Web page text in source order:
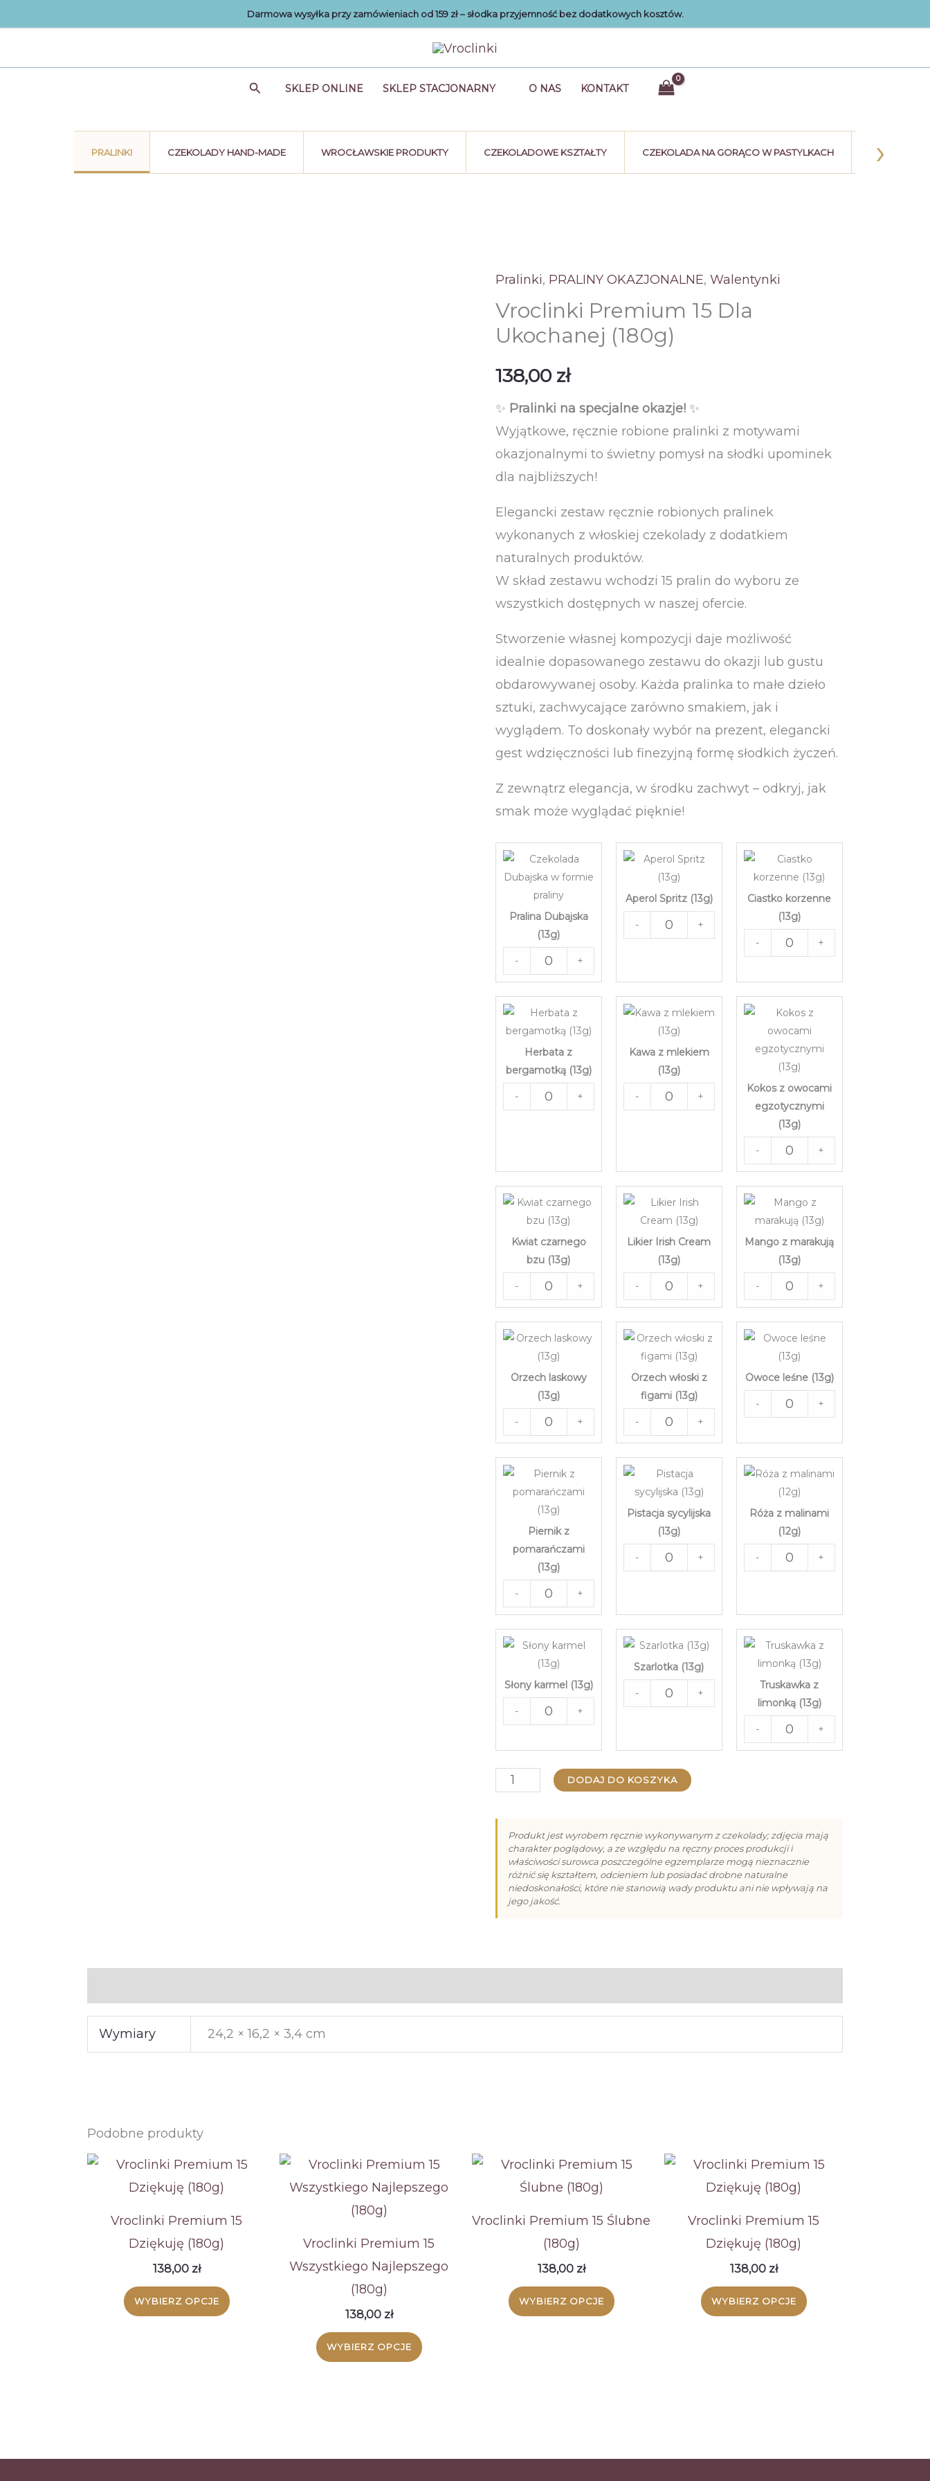
Darmowa wysyłka przy zamówieniach od 159 zł – słodka przyjemność bez dodatkowych kosztów.
SzukajSKLEP ONLINE SKLEP STACJONARNY O NAS KONTAKT
PRALINKI CZEKOLADY HAND-MADE WROCŁAWSKIE PRODUKTY CZEKOLADOWE KSZTAŁTY CZEKOLADA NA GORĄCO W PASTYLKACH KULE
›
Pralinki, PRALINY OKAZJONALNE, Walentynki
Vroclinki Premium 15 Dla
Ukochanej (180g)
138,00 zł
✨ Pralinki na specjalne okazje!✨
Wyjątkowe, ręcznie robione pralinki z motywami
okazjonalnymi to świetny pomysł na słodki upominek
dla najbliższych!
Elegancki zestaw ręcznie robionych pralinek
wykonanych z włoskiej czekolady z dodatkiem
naturalnych produktów.
W skład zestawu wchodzi 15 pralin do wyboru ze
wszystkich dostępnych w naszej ofercie.
Stworzenie własnej kompozycji daje możliwość
idealnie dopasowanego zestawu do okazji lub gustu
obdarowywanej osoby. Każda pralinka to małe dzieło
sztuki, zachwycające zarówno smakiem, jak i
wyglądem. To doskonały wybór na prezent, elegancki
gest wdzięczności lub finezyjną formę słodkich życzeń.
Z zewnątrz elegancja, w środku zachwyt – odkryj, jak
smak może wyglądać pięknie!
Pralina Dubajska
(13g)
- +
Aperol Spritz (13g)
- +
Ciastko korzenne
(13g)
- +
Herbata z
bergamotką (13g)
- +
Kawa z mlekiem
(13g)
- +
Kokos z owocami
egzotycznymi
(13g)
- +
Kwiat czarnego
bzu (13g)
- +
Likier Irish Cream
(13g)
- +
Mango z marakują
(13g)
- +
Orzech laskowy
(13g)
- +
Orzech włoski z
figami (13g)
- +
Owoce leśne (13g)
- +
Piernik z
pomarańczami
(13g)
- +
Pistacja sycylijska
(13g)
- +
Róża z malinami
(12g)
- +
Słony karmel (13g)
- +
Szarlotka (13g)
- +
Truskawka z
limonką (13g)
- +
ilość
Premium
Dla
Ukochanej
(180g)
DODAJ DO KOSZYKA
Produkt jest wyrobem ręcznie wykonywanym z czekolady; zdjęcia mają
charakter poglądowy, a ze względu na ręczny proces produkcji i
właściwości surowca poszczególne egzemplarze mogą nieznacznie
różnić się kształtem, odcieniem lub posiadać drobne naturalne
niedoskonałości, które nie stanowią wady produktu ani nie wpływają na
jego jakość.
Wymiary 24,2 × 16,2 × 3,4 cm
Podobne produkty
Vroclinki Premium 15
Dziękuję (180g)
138,00 zł
WYBIERZ OPCJE
Vroclinki Premium 15
Wszystkiego Najlepszego
(180g)
138,00 zł
WYBIERZ OPCJE
Vroclinki Premium 15 Ślubne
(180g)
138,00 zł
WYBIERZ OPCJE
Vroclinki Premium 15
Dziękuję (180g)
138,00 zł
WYBIERZ OPCJE